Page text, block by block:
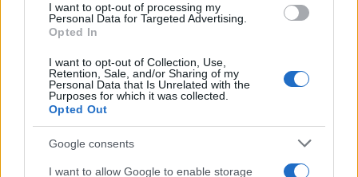
I want to opt-out of processing my
Personal Data for Targeted Advertising.
Opted In
I want to opt-out of Collection, Use,
Retention, Sale, and/or Sharing of my
Personal Data that Is Unrelated with the
Purposes for which it was collected.
Opted Out
Google consents
I want to allow Google to enable storage
e “Madden 16”. Ele também fez várias aparições na
televisão. Ele era um personagem do programa de
desenho animado da NBC sábado de manhã “ProStars”,
interpretou o personagem de Calvin Farquhar na série
“Married … with Children”, estava em um episódio do
programa “Lois & Clark: The New Adventures of
Superman”, em um episódio de 1995 do show “Diagnosis
Murder”, e como um convidado em The Fresh Prince of